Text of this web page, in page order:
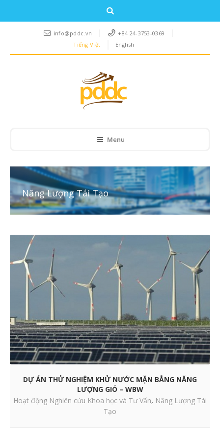
info@pddc.vn
+84 24-3753-0369
Tiếng Việt
English
Menu
Năng Lượng Tái Tạo
DỰ ÁN THỬ NGHIỆM KHỬ NƯỚC MẶN BẰNG NĂNG
LƯỢNG GIÓ – WBW
Hoạt động Nghiên cứu Khoa học và Tư Vấn, Năng Lượng Tái
Tạo